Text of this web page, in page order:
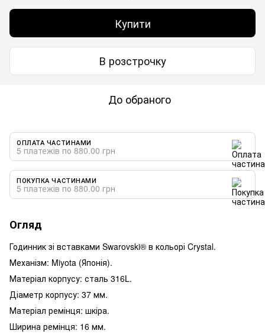
Купити
В розстрочку
До обраного
ОПЛАТА ЧАСТИНАМИ
5 платежів по 880.00 грн
ПОКУПКА ЧАСТИНАМИ
5 платежів по 880.00 грн
Огляд
Годинник зі вставками Swarovski® в кольорі Crystal.
Механізм: Miyota (Японія).
Матеріал корпусу: сталь 316L.
Діаметр корпусу: 37 мм.
Матеріал ремінця: шкіра.
Ширина ремінця: 16 мм.